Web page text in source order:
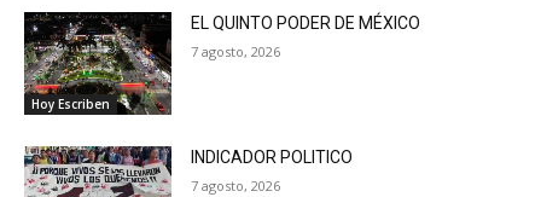
Hoy Escriben
EL QUINTO PODER DE MÉXICO
7 agosto, 2026
INDICADOR POLITICO
7 agosto, 2026